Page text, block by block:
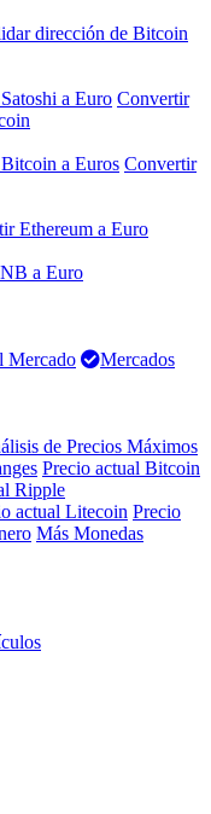
dirección de Bitcoin
a Euro Convertir
a Euros Convertir
Ethereum a Euro
a Euro
Mercado
Mercados
de Precios Máximos
Precio actual Bitcoin
Ripple
actual Litecoin Precio
Más Monedas